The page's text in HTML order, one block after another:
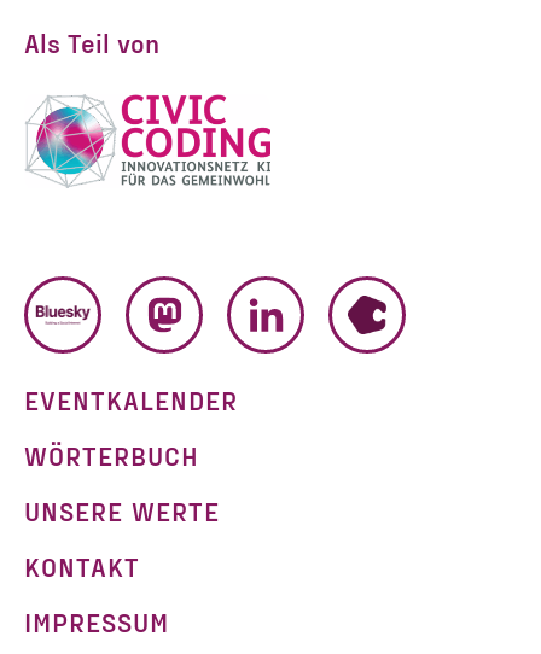
Als Teil von
BLUESKYMASTODONLINKEDINHUMHUB
EVENTKALENDER
WÖRTERBUCH
UNSERE WERTE
KONTAKT
IMPRESSUM